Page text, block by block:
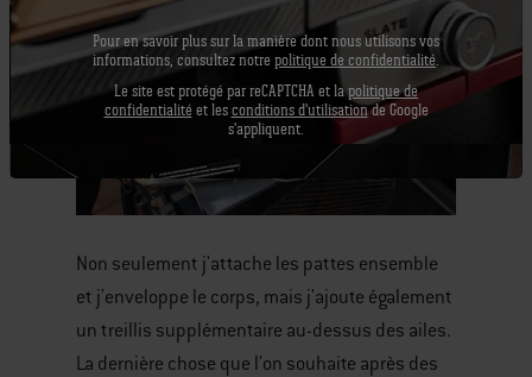
Non seulement j'attache les pattes ensemble
et j'enveloppe le corps, mais j'ajoute également
un treillis supplémentaire au-dessus des ailes.
La dernière chose que l'on souhaite après des
Pour en savoir plus sur la manière dont nous utilisons vos
informations, consultez notre politique de confidentialité
Le site est protégé par reCAPTCHA et lapolitique de
confidentialité et les conditions d'utilisationde Google
s'appliquent.